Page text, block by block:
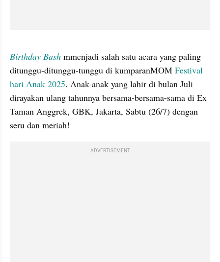
Birthday Bash mmenjadi salah satu acara yang paling
ditunggu-ditunggu-tunggu di kumparanMOM Festival
hari Anak 2025. Anak-anak yang lahir di bulan Juli
dirayakan ulang tahunnya bersama-bersama-sama di Ex
Taman Anggrek, GBK, Jakarta, Sabtu (26/7) dengan
seru dan meriah!
ADVERTISEMENT